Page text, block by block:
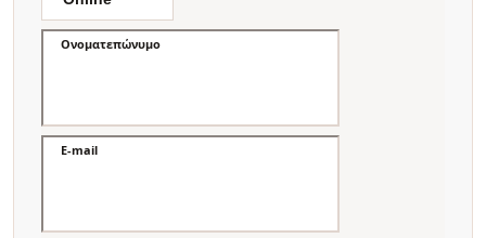
Ονοματεπώνυμο
E-mail